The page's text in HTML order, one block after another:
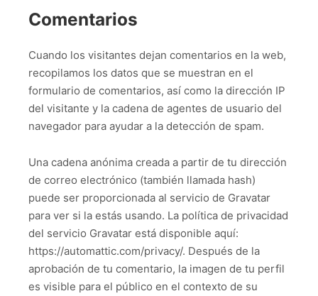
Comentarios
Cuando los visitantes dejan comentarios en la web,
recopilamos los datos que se muestran en el
formulario de comentarios, así como la dirección IP
del visitante y la cadena de agentes de usuario del
navegador para ayudar a la detección de spam.
Una cadena anónima creada a partir de tu dirección
de correo electrónico (también llamada hash)
puede ser proporcionada al servicio de Gravatar
para ver si la estás usando. La política de privacidad
del servicio Gravatar está disponible aquí:
https://automattic.com/privacy/. Después de la
aprobación de tu comentario, la imagen de tu perfil
es visible para el público en el contexto de su